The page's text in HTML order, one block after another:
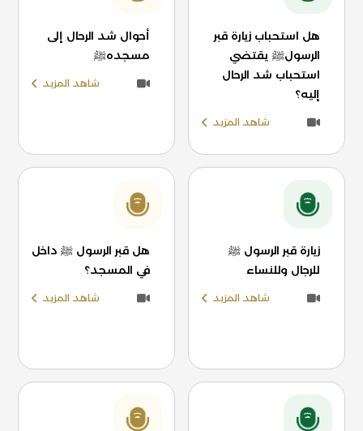
هل استحباب زيارة قبر
الرسولﷺ يقتضي
استحباب شد الرحال
إليه؟
شاهد المزيد
أحوال شد الرحال إلى
مسجدهﷺ
شاهد المزيد
زيارة قبر الرسول ﷺ
للرجال وللنساء
شاهد المزيد
هل قبر الرسول ﷺ داخل
في المسجد؟
شاهد المزيد